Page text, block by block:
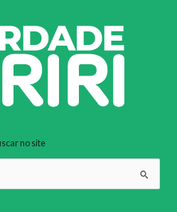
no site